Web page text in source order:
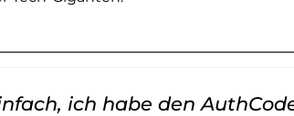
ich habe den